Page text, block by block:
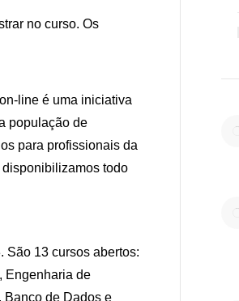
no curso. Os
line é uma iniciativa
população de
para profissionais da
todo
São 13 cursos abertos:
Engenharia de
Banco de Dados e